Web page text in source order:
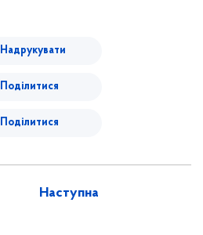
Надрукувати
Поділитися
Поділитися
Наступна